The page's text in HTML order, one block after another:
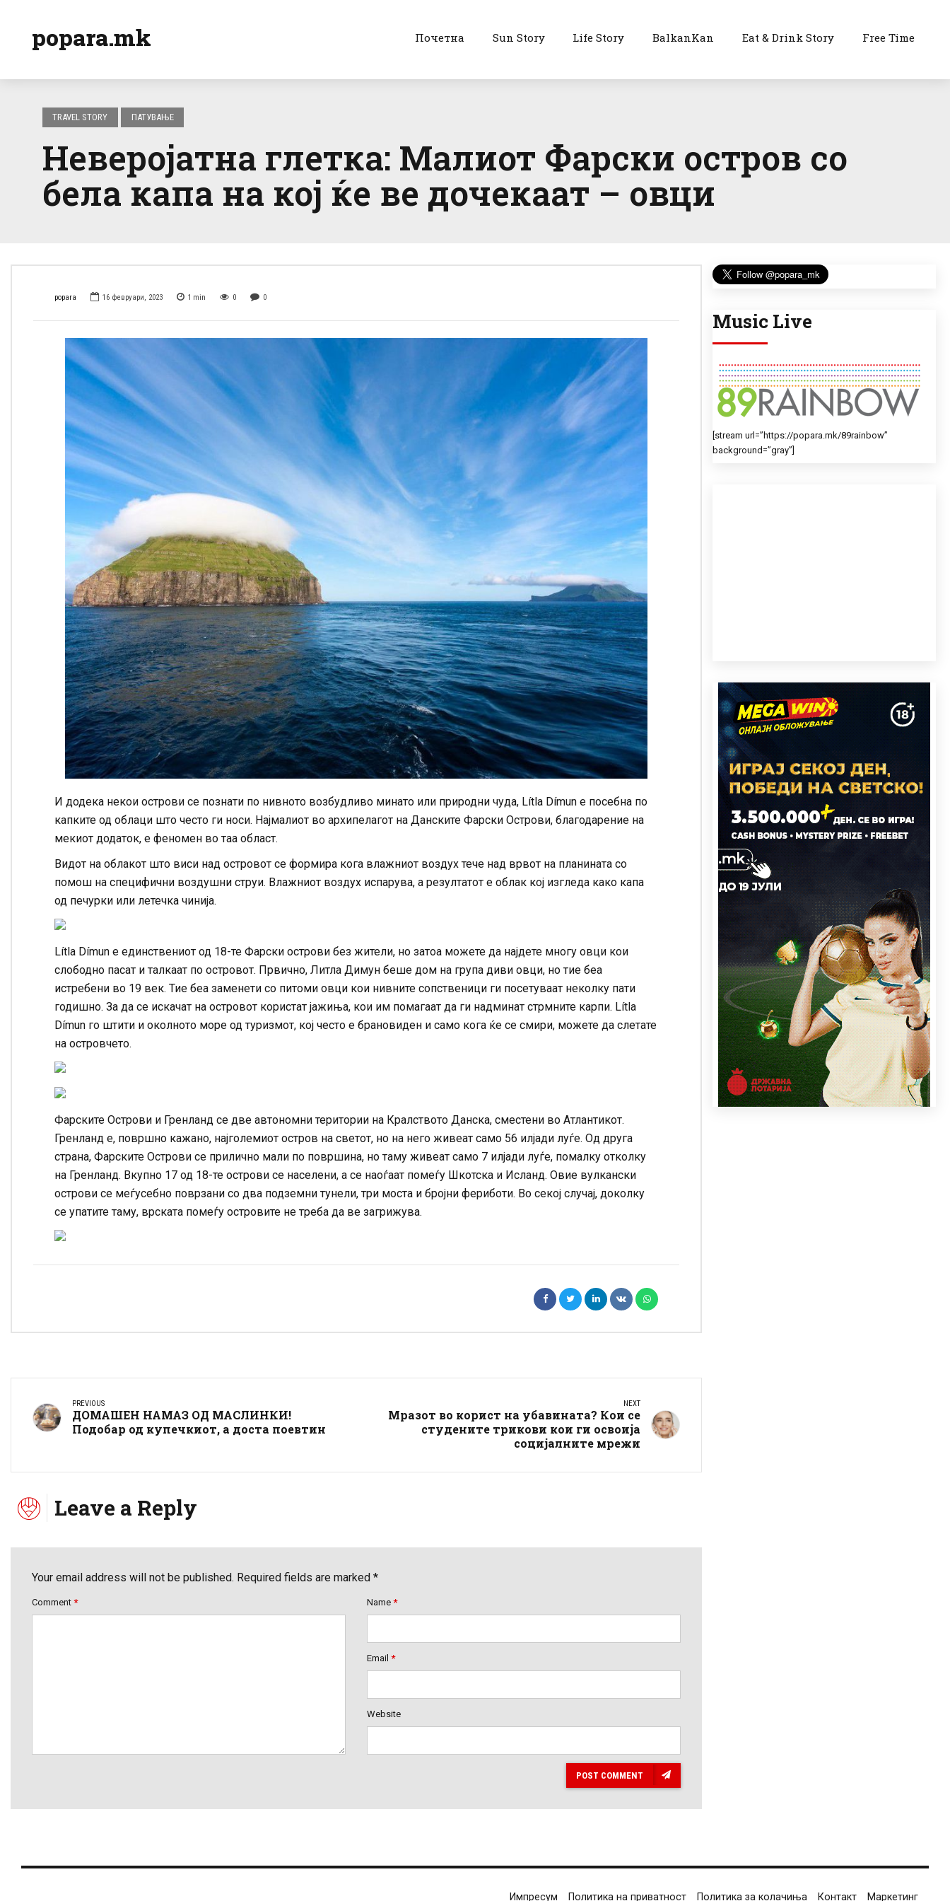
popara.mk Почетна Sun Story Life Story BalkanKan Eat & Drink Story Free Time
TRAVEL STORY ПАТУВАЊЕ
Неверојатна глетка: Малиот Фарски остров со
бела капа на кој ќе ве дочекаат – овци
popara 16 февруари, 2023 1 min 0 0
И додека некои острови се познати по нивното возбудливо минато или природни чуда, Lítla Dímun е посебна по
капките од облаци што често ги носи. Најмалиот во архипелагот на Данските Фарски Острови, благодарение на
мекиот додаток, е феномен во таа област.
Видот на облакот што виси над островот се формира кога влажниот воздух тече над врвот на планината со
помош на специфични воздушни струи. Влажниот воздух испарува, а резултатот е облак кој изгледа како капа
од печурки или летечка чинија.
Lítla Dímun е единствениот од 18-те Фарски острови без жители, но затоа можете да најдете многу овци кои
слободно пасат и талкаат по островот. Првично, Литла Димун беше дом на група диви овци, но тие беа
истребени во 19 век. Тие беа заменети со питоми овци кои нивните сопственици ги посетуваат неколку пати
годишно. За да се искачат на островот користат јажиња, кои им помагаат да ги надминат стрмните карпи. Lítla
Dímun го штити и околното море од туризмот, кој често е брановиден и само кога ќе се смири, можете да слетате
на островчето.
Фарските Острови и Гренланд се две автономни територии на Кралството Данска, сместени во Атлантикот.
Гренланд е, површно кажано, најголемиот остров на светот, но на него живеат само 56 илјади луѓе. Од друга
страна, Фарските Острови се прилично мали по површина, но таму живеат само 7 илјади луѓе, помалку отколку
на Гренланд. Вкупно 17 од 18-те острови се населени, а се наоѓаат помеѓу Шкотска и Исланд. Овие вулкански
острови се меѓусебно поврзани со два подземни тунели, три моста и бројни фериботи. Во секој случај, доколку
се упатите таму, врската помеѓу островите не треба да ве загрижува.
PREVIOUS
ДОМАШЕН НАМАЗ ОД МАСЛИНКИ!
Подобар од купечкиот, а доста поевтин
NEXT
Мразот во корист на убавината? Кои се
студените трикови кои ги освоија
социјалните мрежи
Leave a Reply
Your email address will not be published. Required fields are marked *
Comment * Name *
Email *
Website
POST COMMENT
Music Live
[stream url=”https://popara.mk/89rainbow”
background=”gray”]
Импресум Политика на приватност Политика за колачиња Контакт Маркетинг